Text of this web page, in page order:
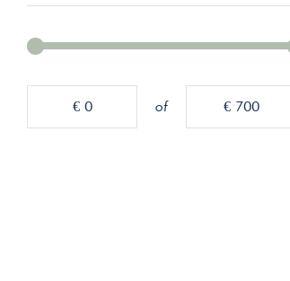
€ 0 of € 700